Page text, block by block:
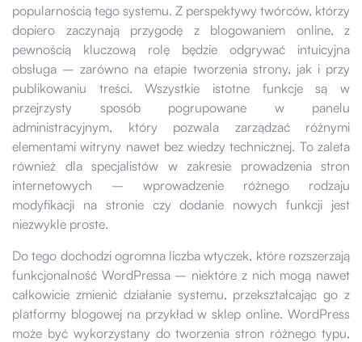
popularnością tego systemu. Z perspektywy twórców, którzy
dopiero zaczynają przygodę z blogowaniem online, z
pewnością kluczową rolę będzie odgrywać intuicyjna
obsługa – zarówno na etapie tworzenia strony, jak i przy
publikowaniu treści. Wszystkie istotne funkcje są w
przejrzysty sposób pogrupowane w panelu
administracyjnym, który pozwala zarządzać różnymi
elementami witryny nawet bez wiedzy technicznej. To zaleta
również dla specjalistów w zakresie prowadzenia stron
internetowych – wprowadzenie różnego rodzaju
modyfikacji na stronie czy dodanie nowych funkcji jest
niezwykle proste.
Do tego dochodzi ogromna liczba wtyczek, które rozszerzają
funkcjonalność WordPressa – niektóre z nich mogą nawet
całkowicie zmienić działanie systemu, przekształcając go z
platformy blogowej na przykład w sklep online. WordPress
może być wykorzystany do tworzenia stron różnego typu,